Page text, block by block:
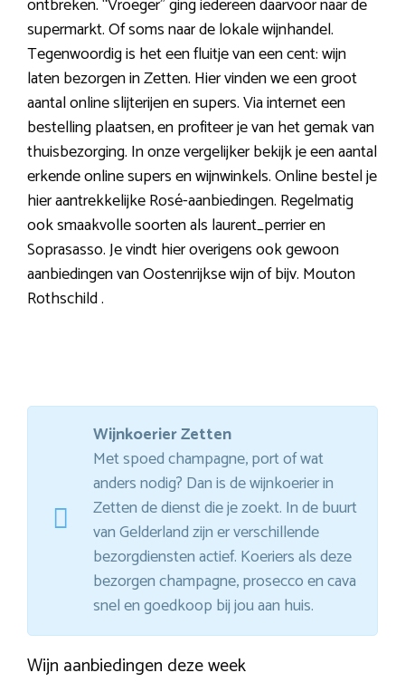
ontbreken. “Vroeger” ging iedereen daarvoor naar de
supermarkt. Of soms naar de lokale wijnhandel.
Tegenwoordig is het een fluitje van een cent: wijn
laten bezorgen in Zetten. Hier vinden we een groot
aantal online slijterijen en supers. Via internet een
bestelling plaatsen, en profiteer je van het gemak van
thuisbezorging. In onze vergelijker bekijk je een aantal
erkende online supers en wijnwinkels. Online bestel je
hier aantrekkelijke Rosé-aanbiedingen. Regelmatig
ook smaakvolle soorten als laurent_perrier en
Soprasasso. Je vindt hier overigens ook gewoon
aanbiedingen van Oostenrijkse wijn of bijv. Mouton
Rothschild .
Wijnkoerier Zetten
Met spoed champagne, port of wat
anders nodig? Dan is de wijnkoerier in
Zetten de dienst die je zoekt. In de buurt
van Gelderland zijn er verschillende
bezorgdiensten actief. Koeriers als deze
bezorgen champagne, prosecco en cava
snel en goedkoop bij jou aan huis.
Wijn aanbiedingen deze week